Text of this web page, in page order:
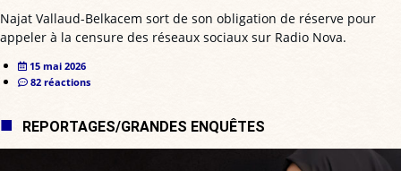
Najat Vallaud-Belkacem sort de son obligation de réserve pour
appeler à la censure des réseaux sociaux sur Radio Nova.
15 mai 2026
82 réactions
REPORTAGES/GRANDES ENQUÊTES